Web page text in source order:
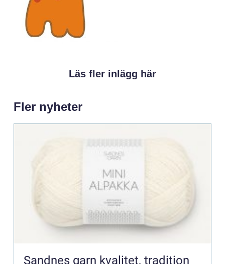
Läs fler inlägg här
Fler nyheter
Sandnes garn kvalitet, tradition